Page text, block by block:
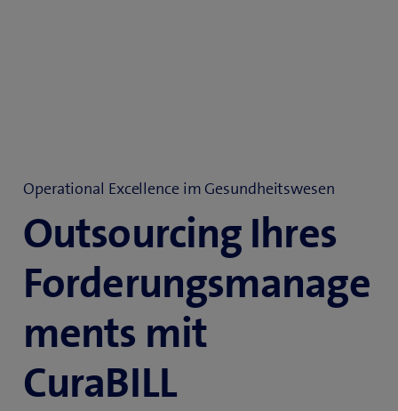
Operational Excellence im Gesundheitswesen
Outsourcing Ihres
Forderungsmanage
ments mit
CuraBILL